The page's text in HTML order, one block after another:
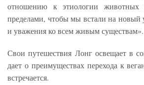
отношению к этиологии
пределами, чтобы мы встали на новый
и уважения ко всем живым существам».
Свои путешествия Лонг освещает в
дает о преимуществах перехода к
встречается.